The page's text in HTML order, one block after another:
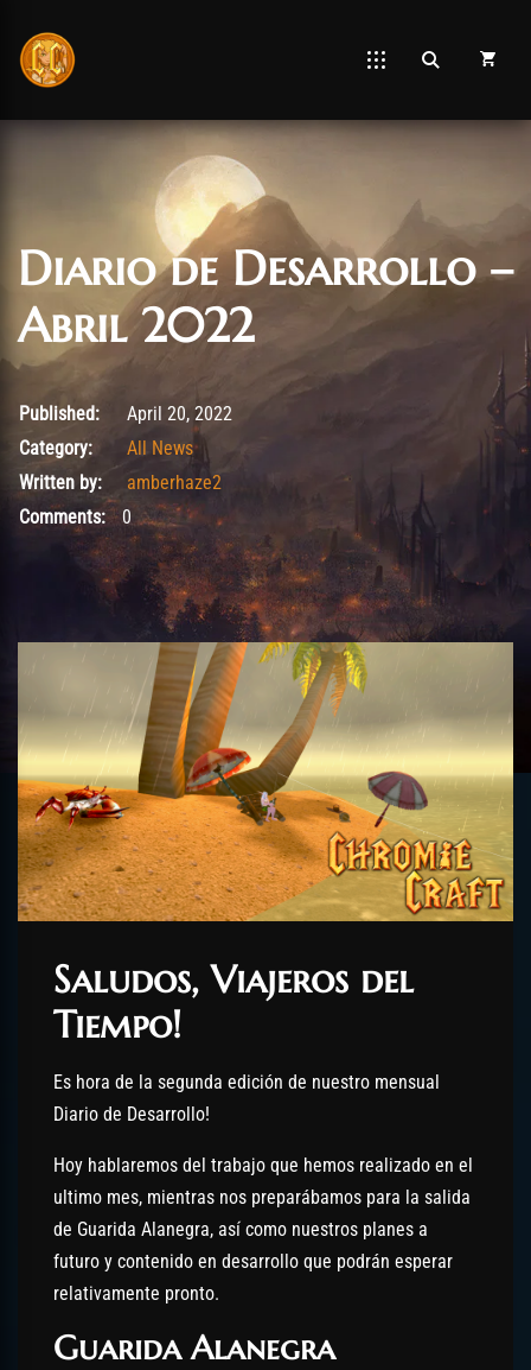
Diario de Desarrollo –
Abril 2022
April 20, 2022
Published:
April 20, 2022
Category:
All News
Written by:
amberhaze2
Comments:0
Saludos, Viajeros del
Tiempo!
Es hora de la segunda edición de nuestro mensual
Diario de Desarrollo!
Hoy hablaremos del trabajo que hemos realizado en el
ultimo mes, mientras nos preparábamos para la salida
de Guarida Alanegra, así como nuestros planes a
futuro y contenido en desarrollo que podrán esperar
relativamente pronto.
Guarida Alanegra